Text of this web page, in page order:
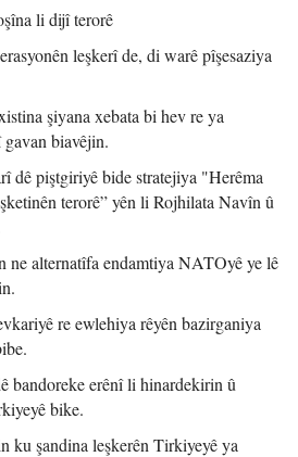
li dijî terorê
leşkerî de, di warê pîşesaziya
şiyana xebata bi hev re ya
biavêjin.
dê piştgiriyê bide stratejiya "Herêma
terorê” yên li Rojhilata Navîn û
ne alternatîfa endamtiya NATOyê ye lê
re ewlehiya rêyên bazirganiya
bandoreke erênî li hinardekirin û
bike.
ku şandina leşkerên Tirkiyeyê ya